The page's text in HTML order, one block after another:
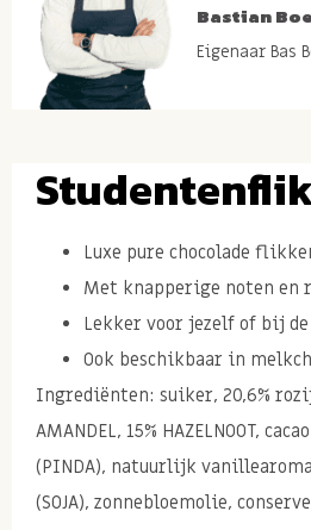
Bastian
Eigenaar Bas
Luxe pure chocolade
Met knapperige noten en
Lekker voor jezelf of bij
Ook beschikbaar in
Ingrediënten: suiker, 20,6%
AMANDEL, 15% HAZELNOOT,
(PINDA), natuurlijk
(SOJA), zonnebloemolie,